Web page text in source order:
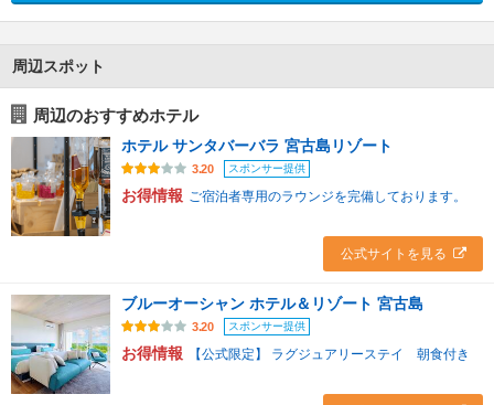
周辺スポット
周辺のおすすめホテル
ホテル サンタバーバラ 宮古島リゾート
3.20 スポンサー提供
お得情報 ご宿泊者専用のラウンジを完備しております。
公式サイトを見る
ブルーオーシャン ホテル＆リゾート 宮古島
3.20 スポンサー提供
お得情報 【公式限定】 ラグジュアリーステイ 朝食付き